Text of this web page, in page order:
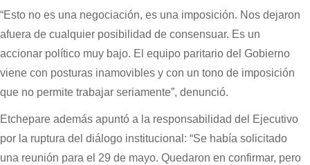
“Esto no es una negociación, es una imposición. Nos dejaron
afuera de cualquier posibilidad de consensuar. Es un
accionar político muy bajo. El equipo paritario del Gobierno
viene con posturas inamovibles y con un tono de imposición
que no permite trabajar seriamente”, denunció.
Etchepare además apuntó a la responsabilidad del Ejecutivo
por la ruptura del diálogo institucional: “Se había solicitado
una reunión para el 29 de mayo. Quedaron en confirmar, pero